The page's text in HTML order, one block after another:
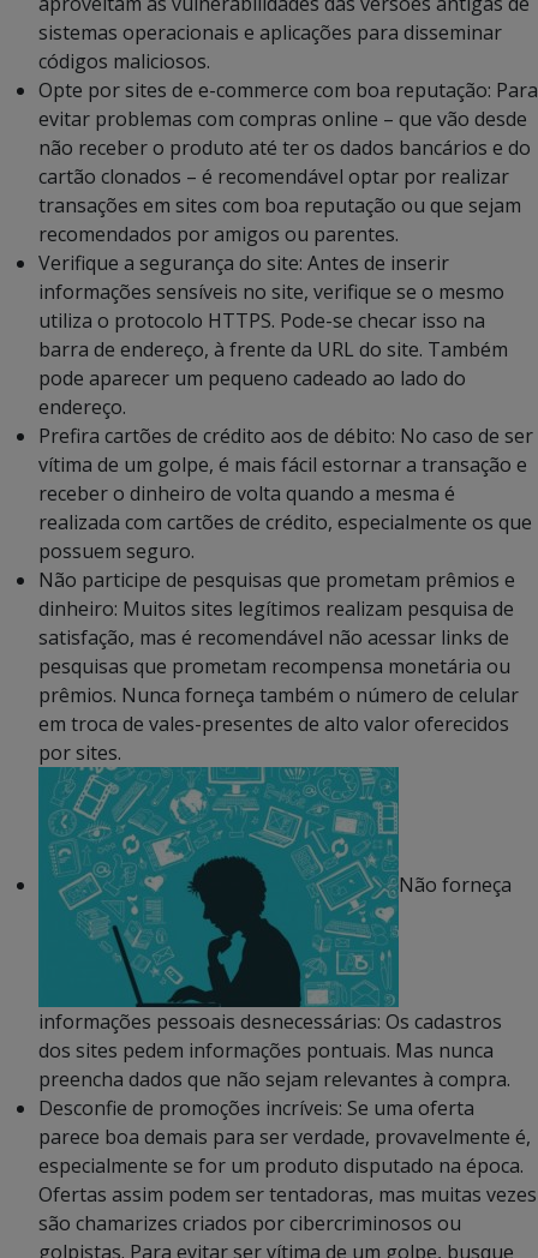
sistemas operacionais e aplicações para disseminar
códigos maliciosos.
Opte por sites de e-commerce com boa reputação: Para
evitar problemas com compras online – que vão desde
não receber o produto até ter os dados bancários e do
cartão clonados – é recomendável optar por realizar
transações em sites com boa reputação ou que sejam
recomendados por amigos ou parentes.
Verifique a segurança do site: Antes de inserir
informações sensíveis no site, verifique se o mesmo
utiliza o protocolo HTTPS. Pode-se checar isso na
barra de endereço, à frente da URL do site. Também
pode aparecer um pequeno cadeado ao lado do
endereço.
Prefira cartões de crédito aos de débito: No caso de ser
vítima de um golpe, é mais fácil estornar a transação e
receber o dinheiro de volta quando a mesma é
realizada com cartões de crédito, especialmente os que
possuem seguro.
Não participe de pesquisas que prometam prêmios e
dinheiro: Muitos sites legítimos realizam pesquisa de
satisfação, mas é recomendável não acessar links de
pesquisas que prometam recompensa monetária ou
prêmios. Nunca forneça também o número de celular
em troca de vales-presentes de alto valor oferecidos
por sites.
Não forneça
informações pessoais desnecessárias: Os cadastros
dos sites pedem informações pontuais. Mas nunca
preencha dados que não sejam relevantes à compra.
Desconfie de promoções incríveis: Se uma oferta
parece boa demais para ser verdade, provavelmente é,
especialmente se for um produto disputado na época.
Ofertas assim podem ser tentadoras, mas muitas vezes
são chamarizes criados por cibercriminosos ou
golpistas. Para evitar ser vítima de um golpe, busque